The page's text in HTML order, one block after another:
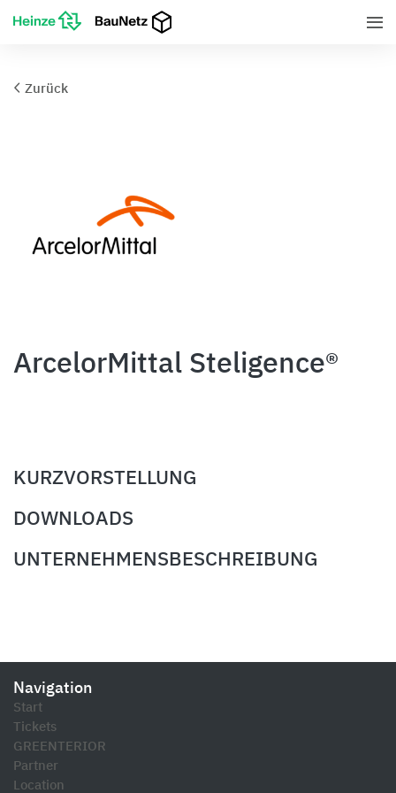
Zurück
ArcelorMittal Steligence®
KURZVORSTELLUNG
DOWNLOADS
UNTERNEHMENSBESCHREIBUNG
Navigation
Start
Tickets
GREENTERIOR
Partner
Location